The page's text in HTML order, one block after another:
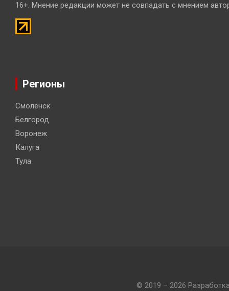
16+. Мнение редакции может не совпадать с мнением
Регионы
Смоленск
Белгород
Воронеж
Калуга
Тула
© 2019 – 2026